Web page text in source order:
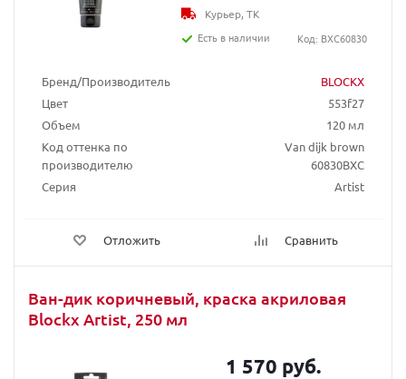
Бренд/Производитель
BLOCKX
Цвет
553f27
Объем
120 мл
Код оттенка по
производителю
Van dijk brown
60830BXC
Серия
Artist
Отложить Сравнить
Курьер, ТК
Есть в наличии
Код: BXC60830
Ван-дик коричневый, краска акриловая
Blockx Artist, 250 мл
1 570 руб.